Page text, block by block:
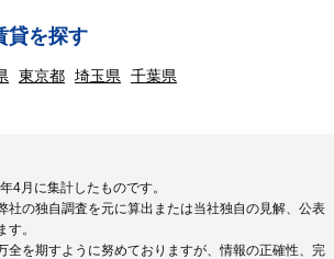
貸を探す
東京都 埼玉県 千葉県
4月に集計したものです。
社の独自調査を元に算出または当社独自の見解、公表
す。
全を期すように努めておりますが、情報の正確性、完